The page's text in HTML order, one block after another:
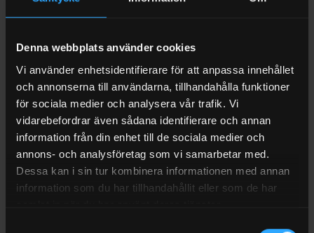
Denna webbplats använder cookies
Vi använder enhetsidentifierare för att anpassa innehållet
och annonserna till användarna, tillhandahålla funktioner
för sociala medier och analysera vår trafik. Vi
vidarebefordrar även sådana identifierare och annan
information från din enhet till de sociala medier och
annons- och analysföretag som vi samarbetar med.
Dessa kan i sin tur kombinera informationen med annan
information som du har tillhandahållit eller som de har
Champion PRO Racing 10W-60 racingmotorolja Letar du
efter en helsyntetisk racingmotorolja för krävande körning
Champion PRO Racing 10W-60 är en motorolja baserad på
noggrant utvalda högkvalitativa basoljor och är utvecklad
för sportig körning samt mer belastande användning.
Därför passar den bra för dig som vill ha en olja med starkt
motorskydd, god renhållning och stabil prestanda i
motorer som utsätts för hög belastning.
Champion PRO Racing 10W-60 uppfyller enligt